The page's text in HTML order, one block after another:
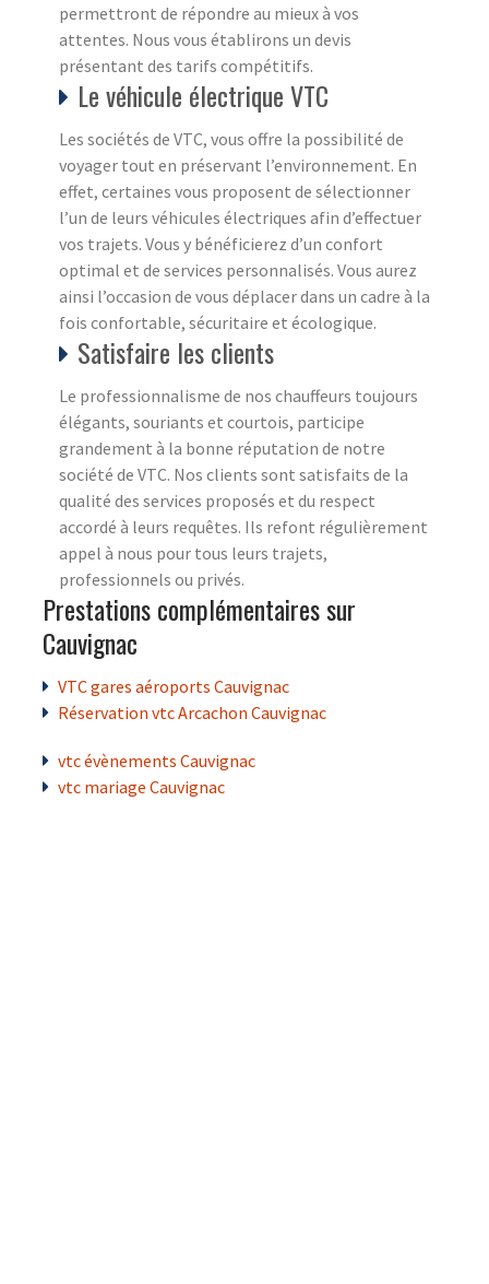
permettront de répondre au mieux à vos
attentes. Nous vous établirons un devis
présentant des tarifs compétitifs.
Le véhicule électrique VTC
Les sociétés de VTC, vous offre la possibilité de
voyager tout en préservant l’environnement. En
effet, certaines vous proposent de sélectionner
l’un de leurs véhicules électriques afin d’effectuer
vos trajets. Vous y bénéficierez d’un confort
optimal et de services personnalisés. Vous aurez
ainsi l’occasion de vous déplacer dans un cadre à la
fois confortable, sécuritaire et écologique.
Satisfaire les clients
Le professionnalisme de nos chauffeurs toujours
élégants, souriants et courtois, participe
grandement à la bonne réputation de notre
société de VTC. Nos clients sont satisfaits de la
qualité des services proposés et du respect
accordé à leurs requêtes. Ils refont régulièrement
appel à nous pour tous leurs trajets,
professionnels ou privés.
Prestations complémentaires sur
Cauvignac
VTC gares aéroports Cauvignac
Réservation vtc Arcachon Cauvignac
vtc évènements Cauvignac
vtc mariage Cauvignac